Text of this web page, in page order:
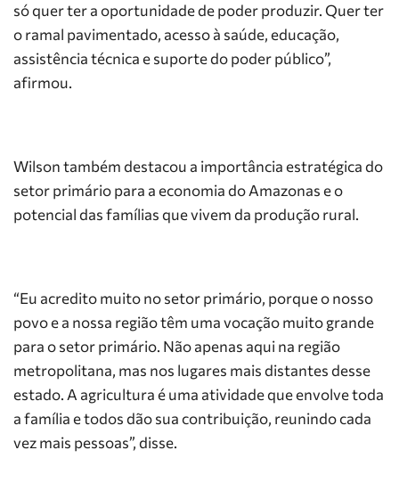
só quer ter a oportunidade de poder produzir. Quer ter
o ramal pavimentado, acesso à saúde, educação,
assistência técnica e suporte do poder público”,
afirmou.
Wilson também destacou a importância estratégica do
setor primário para a economia do Amazonas e o
potencial das famílias que vivem da produção rural.
“Eu acredito muito no setor primário, porque o nosso
povo e a nossa região têm uma vocação muito grande
para o setor primário. Não apenas aqui na região
metropolitana, mas nos lugares mais distantes desse
estado. A agricultura é uma atividade que envolve toda
a família e todos dão sua contribuição, reunindo cada
vez mais pessoas”, disse.